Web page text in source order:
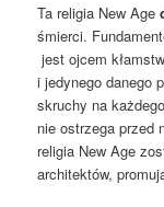
Ta religia New Age
śmierci.
jest ojcem
i jedynego danego
skruchy na
nie ostrzega przed
religia New Age
architektów,